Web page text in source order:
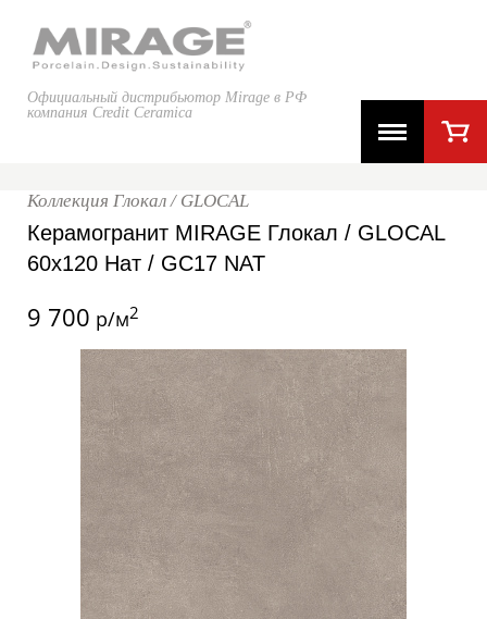
Официальный дистрибьютор Mirage в РФ
компания Credit Ceramica
Коллекция Глокал / GLOCAL
Керамогранит MIRAGE Глокал / GLOCAL
60x120 Нат / GC17 NAT
9 700 р/м2